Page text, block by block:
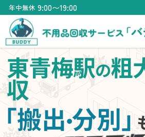
年中無休 9:00〜19:00
東青梅駅の粗
収
搬出・分別